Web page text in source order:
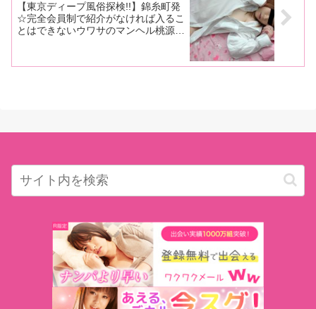
【東京ディープ風俗探検!!】錦糸町発
☆完全会員制で紹介がなければ入るこ
とはできないウワサのマンヘル桃源郷